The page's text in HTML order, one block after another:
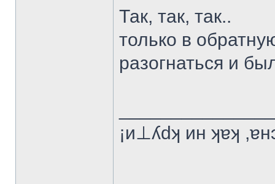
Так, так, так..
только в
разогнаться и
¡и⊥ʎdʞ ин ʞɐʞ